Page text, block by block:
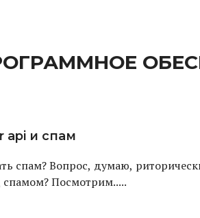
api и спам
спам? Вопрос, думаю,
Посмотрим.....